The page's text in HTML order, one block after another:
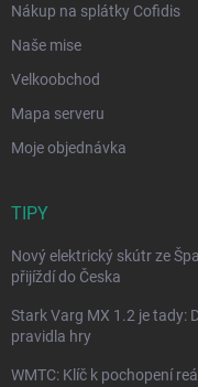
Nákup na splátky Cofidis
Naše mise
Velkoobchod
Mapa serveru
Moje objednávka
TIPY
Nový elektrický skútr ze
přijíždí do Česka
Stark Varg MX 1.2 je tady:
pravidla hry
WMTC: Klíč k pochopení